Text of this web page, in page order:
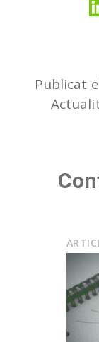
Publicat